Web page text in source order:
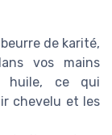
de karité,
vos mains
huile, ce qui
chevelu et les